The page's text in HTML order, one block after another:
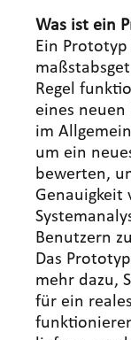
Was ist ein
Ein
Regel
eines neuen
im
um ein
bewerten,
Genauigkeit
Benutzern
Das
mehr dazu,
für ein